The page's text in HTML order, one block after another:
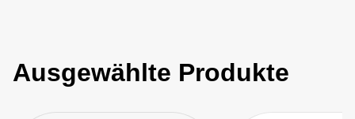
Ausgewählte Produkte